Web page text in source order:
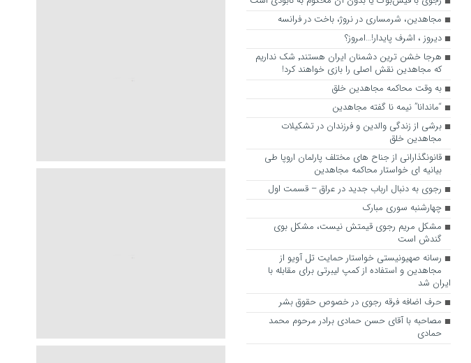
مجاهدین، شرم‎ساری در نروژ، باخت در فرانسه
ديروز ، اشرف پايدار!…امروز؟
هرجا خشن ترین دشمنان ایران هستند٬ شک نداریم
که مجاهدین نقش اصلی را بازی خواهند کرد!
به وقت محاکمه مجاهدین خلق
“ماندانا” نیمه نا گفته مجاهدین
برشی از زندگی والدین و فرزندان در تشکیلات
مجاهدین خلق
قانونگذارانی از جناح های مختلف پارلمان اروپا طی
بیانیه ای خواستار محاکمه مجاهدین
رجوی به دنبال ارباب جدید در عراق – قسمت اول
چهارشنبه سوری مبارک
مشکل مریم رجوی قیمتش نیست، مشکل بوی
گندش است
رسانه صهیونیستی خواستار حمایت تل آویو از
مجاهدین و استفاده از کمپ لیبرتی برای مقابله با
ایران شد
حرف اضافه فرقه رجوی در خصوص حقوق بشر
مصاحبه با آقای حسن حمادی برادر مرحوم محمد
حمادی